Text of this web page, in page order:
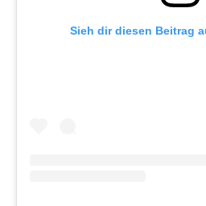
Sieh dir diesen Beitrag